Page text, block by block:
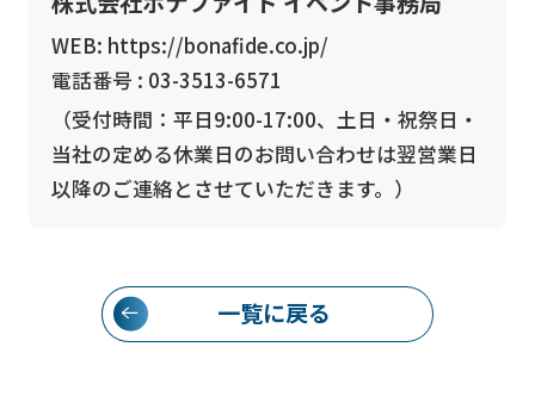
WEB: https://bonafide.co.jp/
電話番号 : 03-3513-6571
（受付時間：平日9:00-17:00、土日・祝祭日・
当社の定める休業日のお問い合わせは翌営業日
以降のご連絡とさせていただきます。）
一覧に戻る